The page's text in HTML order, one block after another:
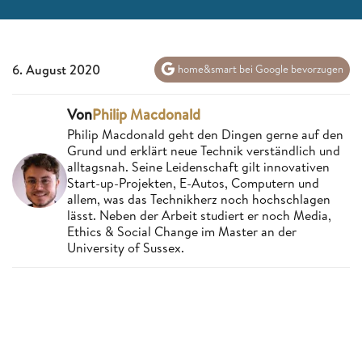
6. August 2020 home&smart bei Google bevorzugen
VonPhilip Macdonald
Philip Macdonald geht den Dingen gerne auf den
Grund und erklärt neue Technik verständlich und
alltagsnah. Seine Leidenschaft gilt innovativen
Start-up-Projekten, E-Autos, Computern und
allem, was das Technikherz noch hochschlagen
lässt. Neben der Arbeit studiert er noch Media,
Ethics & Social Change im Master an der
University of Sussex.